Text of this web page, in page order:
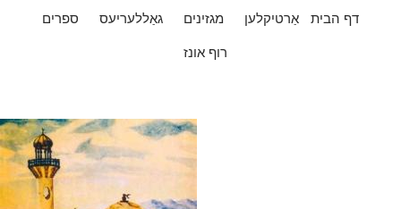
Main
navigation
דף הבית אַרטיקלען מגזינים גאַללעריעס
ספרים
רוף אונז